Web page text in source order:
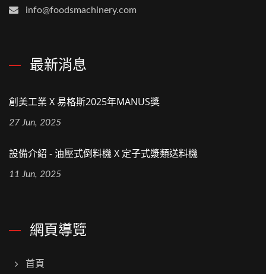
info@foodsmachinery.com
最新消息
創美工業 X 易格斯2025年MANUS獎
27 Jun, 2025
設備介紹 - 油壓式倒料機 X 定子式漿類送料機
11 Jun, 2025
網頁導覽
首頁